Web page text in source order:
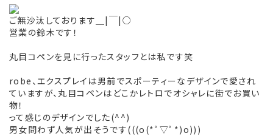
ご無沙汰しております＿|￣|○
営業の鈴木です！
丸目コペンを見に行ったスタッフとは私です笑
robe、エクスプレイは男前でスポーティーなデザインで愛され
ていますが、丸目コペンはどこかレトロでオシャレに街でお買い
物！
って感じのデザインでした(^^)
男女問わず人気が出そうです(((o(*ﾟ▽ﾟ*)o)))